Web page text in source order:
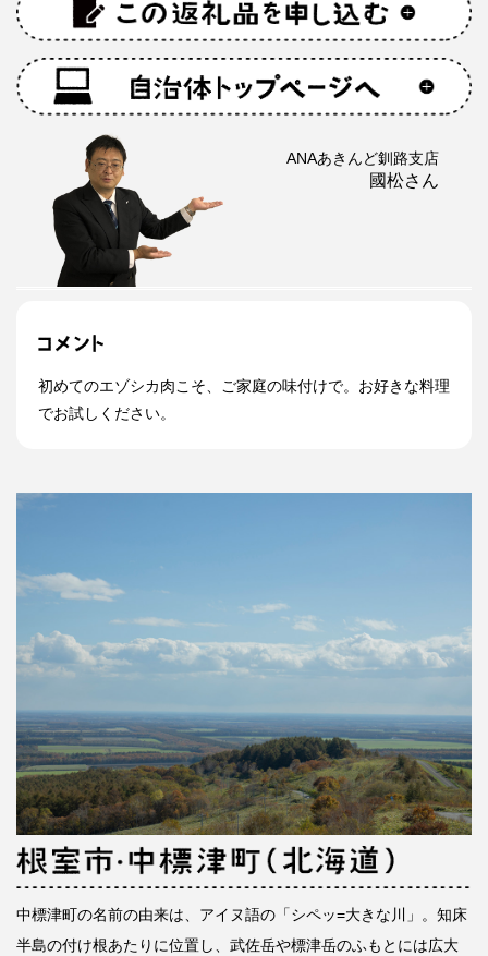
ANAあきんど釧路支店
國松さん
初めてのエゾシカ肉こそ、ご家庭の味付けで。お好きな料理
でお試しください。
中標津町の名前の由来は、アイヌ語の「シペッ=大きな川」。知床
半島の付け根あたりに位置し、武佐岳や標津岳のふもとには広大